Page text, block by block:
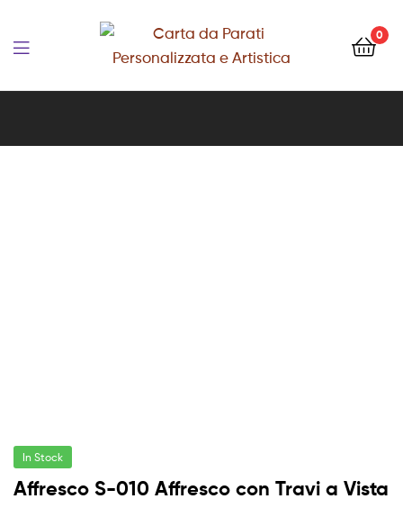
Carta
da
0
da
In Stock
Affresco S-010 Affresco con Travi a Vista